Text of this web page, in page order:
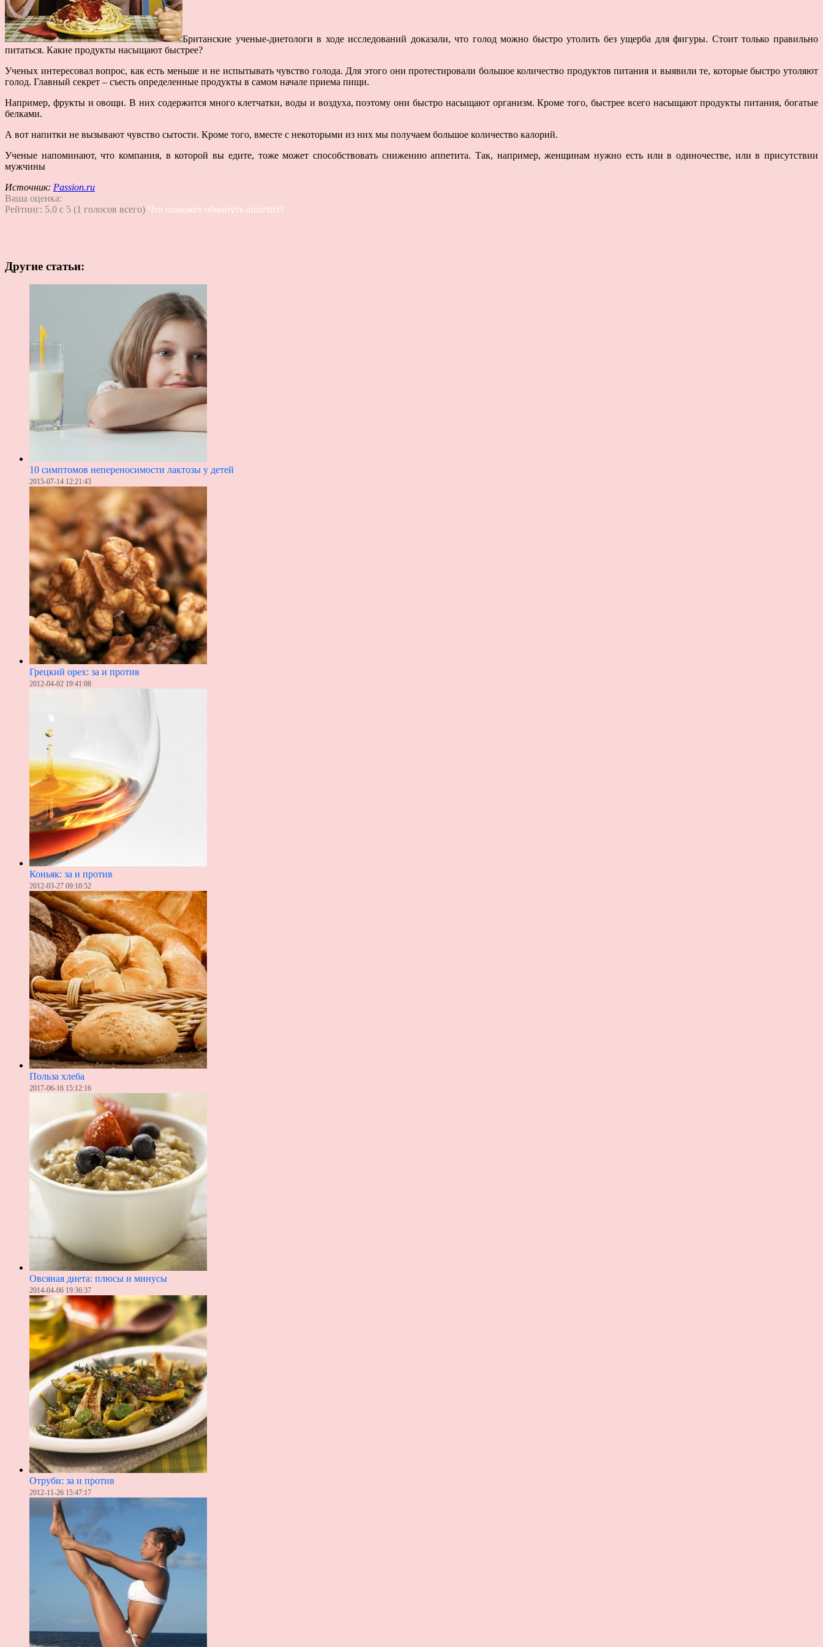
Британские ученые-диетологи в ходе исследований доказали, что голод можно быстро утолить без ущерба для фигуры. Стоит только правильно
питаться. Какие продукты насыщают быстрее?
Ученых интересовал вопрос, как есть меньше и не испытывать чувство голода. Для этого они протестировали большое количество продуктов питания и выявили те, которые быстро утоляют
голод. Главный секрет – съесть определенные продукты в самом начале приема пищи.
Например, фрукты и овощи. В них содержится много клетчатки, воды и воздуха, поэтому они быстро насыщают организм. Кроме того, быстрее всего насыщают продукты питания, богатые
белками.
А вот напитки не вызывают чувство сытости. Кроме того, вместе с некоторыми из них мы получаем большое количество калорий.
Ученые напоминают, что компания, в которой вы едите, тоже может способствовать снижению аппетита. Так, например, женщинам нужно есть или в одиночестве, или в присутствии
мужчины
Источник: Passion.ru
Ваша оценка:
Рейтинг: 5.0 c 5 (1 голосов всего) Что поможет обмануть аппетит?
Другие статьи:
10 симптомов непереносимости лактозы у детей
2015-07-14 12:21:43
Грецкий орех: за и против
2012-04-02 19:41:08
Коньяк: за и против
2012-03-27 09:10:52
Польза хлеба
2017-06-16 15:12:16
Овсяная диета: плюсы и минусы
2014-04-06 19:36:37
Отруби: за и против
2012-11-26 15:47:17